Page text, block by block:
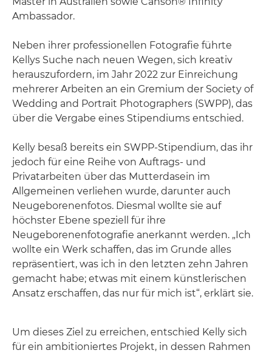
Ambassador.
Neben ihrer professionellen Fotografie führte
Kellys Suche nach neuen Wegen, sich kreativ
herauszufordern, im Jahr 2022 zur Einreichung
mehrerer Arbeiten an ein Gremium der Society of
Wedding and Portrait Photographers (SWPP), das
über die Vergabe eines Stipendiums entschied.
Kelly besaß bereits ein SWPP-Stipendium, das ihr
jedoch für eine Reihe von Auftrags- und
Privatarbeiten über das Mutterdasein im
Allgemeinen verliehen wurde, darunter auch
Neugeborenenfotos. Diesmal wollte sie auf
höchster Ebene speziell für ihre
Neugeborenenfotografie anerkannt werden. „Ich
wollte ein Werk schaffen, das im Grunde alles
repräsentiert, was ich in den letzten zehn Jahren
gemacht habe; etwas mit einem künstlerischen
Ansatz erschaffen, das nur für mich ist“, erklärt sie.
Um dieses Ziel zu erreichen, entschied Kelly sich
für ein ambitioniertes Projekt, in dessen Rahmen